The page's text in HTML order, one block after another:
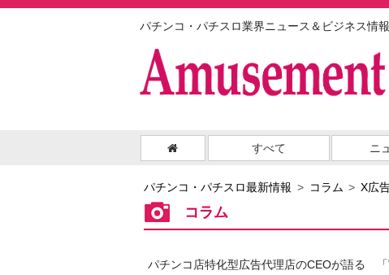
パチンコ・パチスロ業界ニュース＆ビジネス情報
すべて ニ
パチンコ・パチスロ最新情報 コラム X広
コラム
パチンコ店特化型広告代理店のCEOが語る